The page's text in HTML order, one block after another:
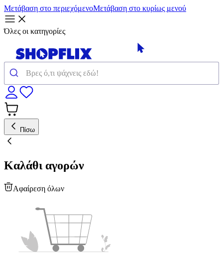
Μετάβαση στο περιεχόμενοΜετάβαση στο κυρίως μενού
Όλες οι κατηγορίες
Πίσω
Καλάθι αγορών
Αφαίρεση όλων